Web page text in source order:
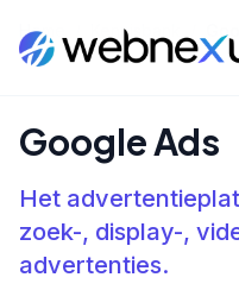
Home Kennisbank
Google Ads
Het
zoek-, display-,
advertenties.